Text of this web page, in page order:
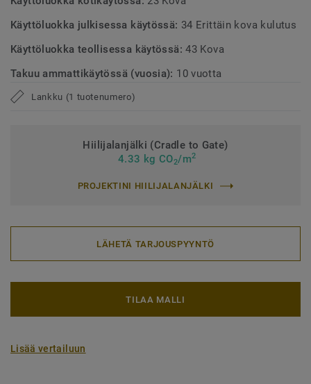
Käyttöluokka julkisessa käytössä: 34 Erittäin kova kulutus
Käyttöluokka teollisessa käytössä:43 Kova
Takuu ammattikäytössä (vuosia): 10 vuotta
Lankku (1 tuotenumero)
Hiilijalanjälki (Cradle to Gate)
4.33 kg CO2/m2
PROJEKTINI HIILIJALANJÄLKI
LÄHETÄ TARJOUSPYYNTÖ
TILAA MALLI
Lisää vertailuun